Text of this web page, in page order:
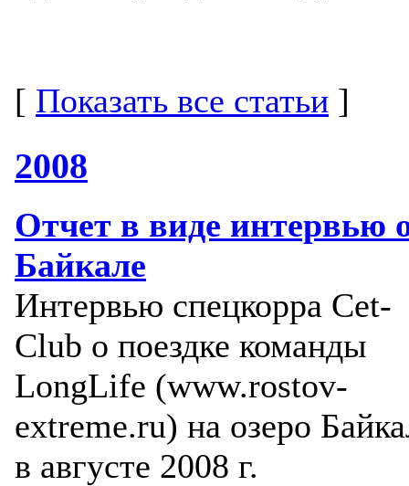
[ Показать все статьи ]
2008
Отчет в виде интервью
Байкале
Интервью спецкорра Cet-
Club о поездке команды
LongLife (www.rostov-
extreme.ru) на озеро
в августе 2008 г.